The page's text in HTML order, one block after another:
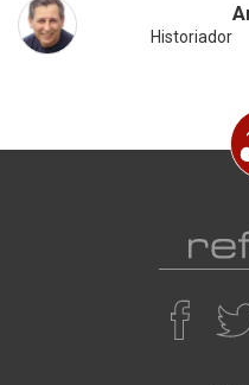
Historiador